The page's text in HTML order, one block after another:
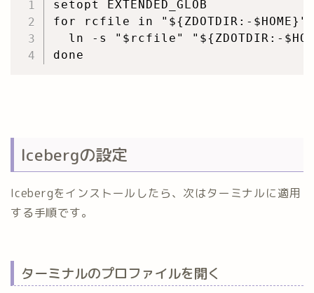
setopt EXTENDED_GLOB
for rcfile in "${ZDOTDIR:-$HOME}"/
ln -s "$rcfile" "${ZDOTDIR:-
Icebergの設定
Icebergをインストールしたら、次はターミナルに適用
する手順です。
ターミナルのプロファイルを開く